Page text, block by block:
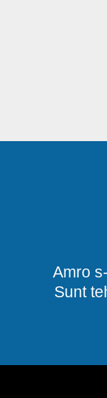
Amro
Sunt